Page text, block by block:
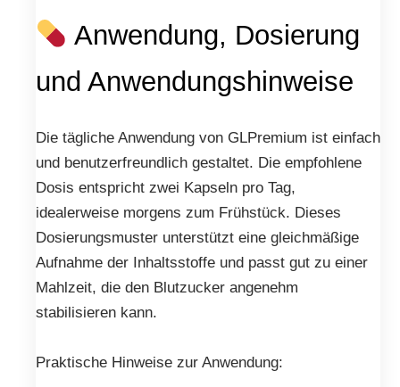
Anwendung, Dosierung
und Anwendungshinweise
Die tägliche Anwendung von GLPremium ist einfach
und benutzerfreundlich gestaltet. Die empfohlene
Dosis entspricht zwei Kapseln pro Tag,
idealerweise morgens zum Frühstück. Dieses
Dosierungsmuster unterstützt eine gleichmäßige
Aufnahme der Inhaltsstoffe und passt gut zu einer
Mahlzeit, die den Blutzucker angenehm
stabilisieren kann.
Praktische Hinweise zur Anwendung: